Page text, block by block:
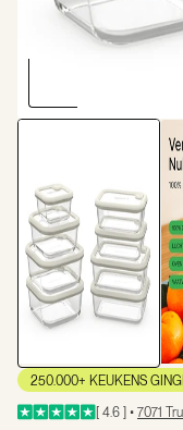
250.000+ KEUKENS
[ 4.6 ] • 7071